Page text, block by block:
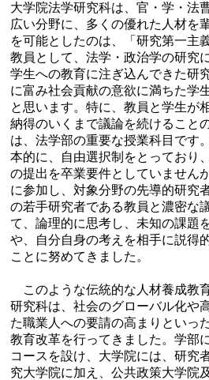
大学院法学研究科は、官・学・法
広い分野に、多くの優れた人材を
を可能としたのは、「研究第一主
教員として、法学・政治学の研究
学生への教育に注ぎ込んできた研
に富み社会貢献の意欲に満ちた学
と思います。特に、教員と学生が
納得のいくまで議論を続けること
は、法学部の重要な授業科目です
本的に、自由選択制をとっており
の提出を卒業要件としていません
に参加し、対象分野の先導的研究
の若手研究者である教員と濃密な
て、論理的に思考し、未知の課題
や、自分自身の考えを相手に説得
ことに努めてきました。
このような伝統的な人材養成教
研究科は、社会のグローバル化や
た職業人への要請の高まりといっ
教育改革を行ってきました。学部
コースを設け、大学院には、研究
究大学院に加え、公共政策大学院